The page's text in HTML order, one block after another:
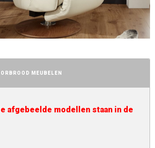
MEUBELEN
afgebeelde modellen staan in de